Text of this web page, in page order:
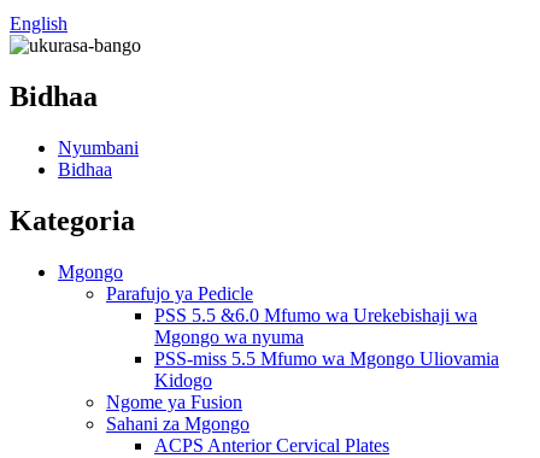
English
Bidhaa
Nyumbani
Bidhaa
Kategoria
Mgongo
Parafujo ya Pedicle
PSS 5.5 &6.0 Mfumo wa Urekebishaji wa
Mgongo wa nyuma
PSS-miss 5.5 Mfumo wa Mgongo Uliovamia
Kidogo
Ngome ya Fusion
Sahani za Mgongo
ACPS Anterior Cervical Plates